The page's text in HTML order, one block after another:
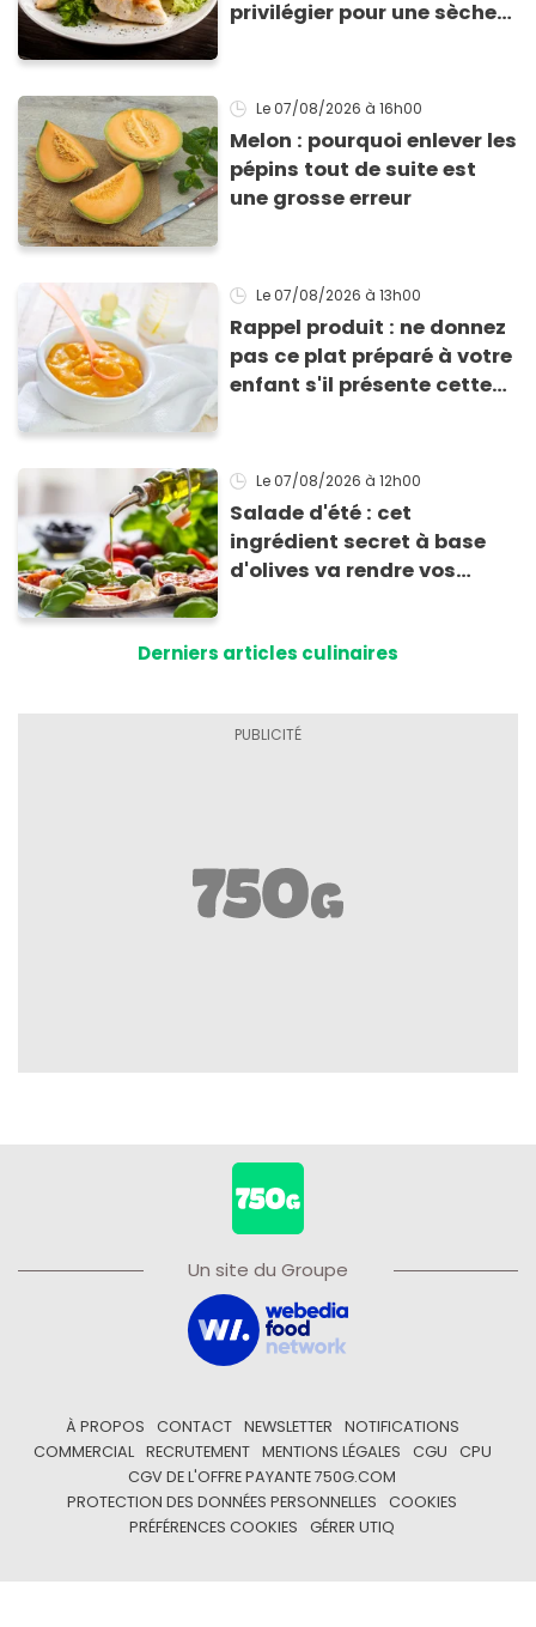
privilégier pour une sèche
Le 07/08/2026 à 16h00
Melon : pourquoi enlever les
pépins tout de suite est
une grosse erreur
Le 07/08/2026 à 13h00
Rappel produit : ne donnez
pas ce plat préparé à votre
enfant s'il présente cette
Le 07/08/2026 à 12h00
Salade d'été : cet
ingrédient secret à base
d'olives va rendre vos
Derniers articles culinaires
Un site du Groupe
À PROPOS CONTACT NEWSLETTER
NOTIFICATIONS
COMMERCIAL
RECRUTEMENT MENTIONS LÉGALES CGU
CPU
CGV DE L'OFFRE PAYANTE 750G.COM
PROTECTION DES DONNÉES PERSONNELLES
COOKIES
PRÉFÉRENCES COOKIES
GÉRER UTIQ